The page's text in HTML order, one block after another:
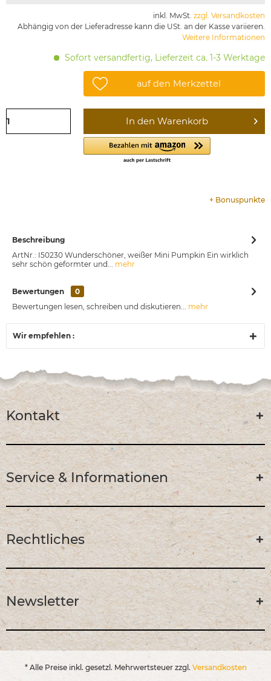
inkl. MwSt. zzgl. Versandkosten
Abhängig von der Lieferadresse kann die USt. an der Kasse variieren.
Weitere Informationen
Sofort versandfertig, Lieferzeit ca. 1-3 Werktage
auf den Merkzettel
In den Warenkorb
+ Bonuspunkte
Beschreibung
ArtNr.: I50230 Wunderschöner, weißer Mini Pumpkin Ein wirklich
sehr schön geformter und... mehr
Bewertungen
0
Bewertungen lesen, schreiben und diskutieren... mehr
Wir empfehlen :
Kontakt
Service & Informationen
Rechtliches
Newsletter
* Alle Preise inkl. gesetzl. Mehrwertsteuer zzgl. Versandkosten